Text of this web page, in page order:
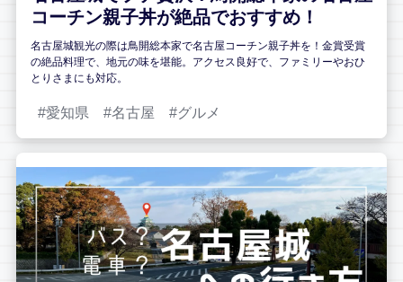
コーチン親子丼が絶品でおすすめ！
名古屋城観光の際は鳥開総本家で名古屋コーチン親子丼を！金賞受賞
の絶品料理で、地元の味を堪能。アクセス良好で、ファミリーやおひ
とりさまにも対応。
愛知県 名古屋 グルメ